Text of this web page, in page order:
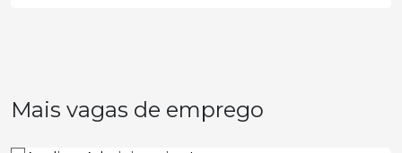
Mais vagas de emprego